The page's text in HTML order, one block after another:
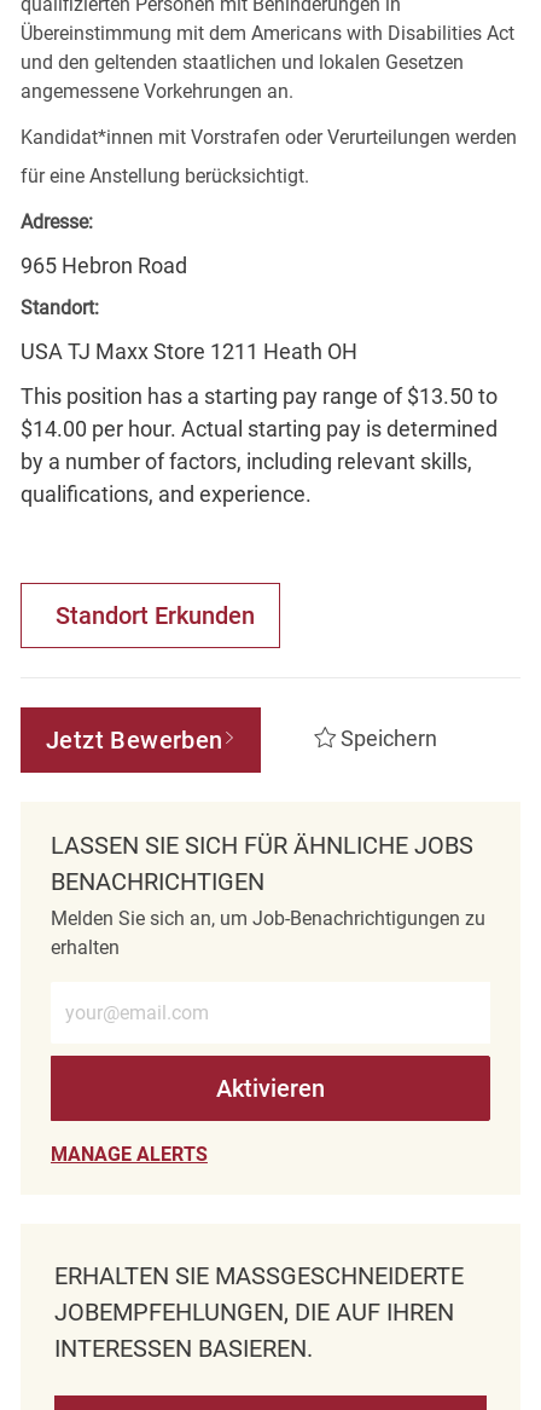
Übereinstimmung mit dem Americans with Disabilities Act
und den geltenden staatlichen und lokalen Gesetzen
angemessene Vorkehrungen an.
Kandidat*innen mit Vorstrafen oder Verurteilungen werden
für eine Anstellung berücksichtigt.
Adresse:
965 Hebron Road
Standort:
USA TJ Maxx Store 1211 Heath OH
This position has a starting pay range of $13.50 to
$14.00 per hour. Actual starting pay is determined
by a number of factors, including relevant skills,
qualifications, and experience.
Standort Erkunden
Jetzt Bewerben Speichern
LASSEN SIE SICH FÜR ÄHNLICHE JOBS
BENACHRICHTIGEN
Melden Sie sich an, um Job-Benachrichtigungen zu
erhalten
Aktivieren
MANAGE ALERTS
ERHALTEN SIE MASSGESCHNEIDERTE J
OBEMPFEHLUNGEN, DIE AUF IHREN I
NTERESSEN BASIEREN.